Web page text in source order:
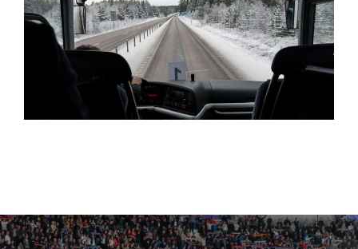
Inläggsnavigering